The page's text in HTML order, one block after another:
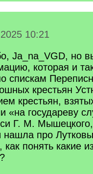
10:21
Ja_na_VGD, но
которая и
спискам
крестьян
крестьян,
«на государеву
Г. М. Мышецкого,
нашла про
как понять какие